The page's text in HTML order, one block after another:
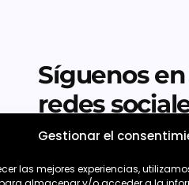
Gestionar el
las mejores experiencias,
Síguenos
redes